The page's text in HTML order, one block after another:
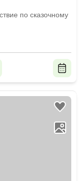
по сказочному